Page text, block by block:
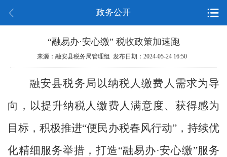
政务公开
“融易办·安心缴” 税收政策加速跑
来源：融安县税务局管理组 发布日期：2024-05-24 16:50
融安县税务局以纳税人缴费人需求为导
向，以提升纳税人缴费人满意度、获得感为
目标，积极推进“便民办税春风行动”，持续优
化精细服务举措，打造“融易办·安心缴”服务